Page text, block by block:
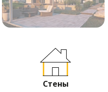
Стены